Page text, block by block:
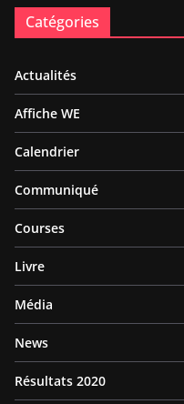
Catégories
Actualités
Affiche WE
Calendrier
Communiqué
Courses
Livre
Média
News
Résultats 2020